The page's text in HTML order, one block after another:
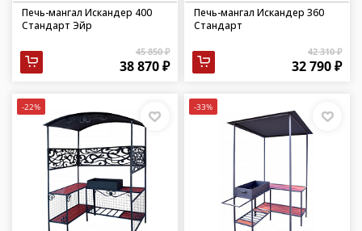
Печь-мангал Искандер 400
Стандарт Эйр
45 850 ₽
38 870 ₽
Печь-мангал Искандер 360
Стандарт
42 310 ₽
32 790 ₽
-22% -33%